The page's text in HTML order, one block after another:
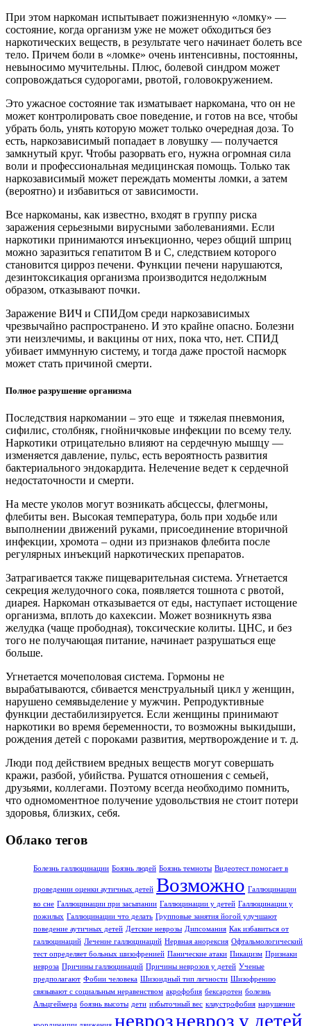
При этом наркоман испытывает пожизненную «ломку» —
состояние, когда организм уже не может обходиться без
наркотических веществ, в результате чего начинает болеть все
тело. Причем боли в «ломке» очень интенсивны, постоянны,
невыносимо мучительны. Плюс, болевой синдром может
сопровождаться судорогами, рвотой, головокружением.
Это ужасное состояние так изматывает наркомана, что он не
может контролировать свое поведение, и готов на все, чтобы
убрать боль, унять которую может только очередная доза. То
есть, наркозависимый попадает в ловушку — получается
замкнутый круг. Чтобы разорвать его, нужна огромная сила
воли и профессиональная медицинская помощь. Только так
наркозависимый может переждать моменты ломки, а затем
(вероятно) и избавиться от зависимости.
Все наркоманы, как известно, входят в группу риска
заражения серьезными вирусными заболеваниями. Если
наркотики принимаются инъекционно, через общий шприц
можно заразиться гепатитом В и С, следствием которого
становится цирроз печени. Функции печени нарушаются,
дезинтоксикация организма производится недолжным
образом, отказывают почки.
Заражение ВИЧ и СПИДом среди наркозависимых
чрезвычайно распространено. И это крайне опасно. Болезни
эти неизлечимы, и вакцины от них, пока что, нет. СПИД
убивает иммунную систему, и тогда даже простой насморк
может стать причиной смерти.
Полное разрушение организма
Последствия наркомании – это еще и тяжелая пневмония,
сифилис, столбняк, гнойничковые инфекции по всему телу.
Наркотики отрицательно влияют на сердечную мышцу —
изменяется давление, пульс, есть вероятность развития
бактериального эндокардита. Нелечение ведет к сердечной
недостаточности и смерти.
На месте уколов могут возникать абсцессы, флегмоны,
флебиты вен. Высокая температура, боль при ходьбе или
выполнении движений руками, присоединение вторичной
инфекции, хромота – одни из признаков флебита после
регулярных инъекций наркотических препаратов.
Затрагивается также пищеварительная система. Угнетается
секреция желудочного сока, появляется тошнота с рвотой,
диарея. Наркоман отказывается от еды, наступает истощение
организма, вплоть до кахексии. Может возникнуть язва
желудка (чаще прободная), токсические колиты. ЦНС, и без
того не получающая питание, начинает разрушаться еще
больше.
Угнетается мочеполовая система. Гормоны не
вырабатываются, сбивается менструальный цикл у женщин,
нарушено семявыделение у мужчин. Репродуктивные
функции дестабилизируется. Если женщины принимают
наркотики во время беременности, то возможны выкидыши,
рождения детей с пороками развития, мертворождение и т. д.
Люди под действием вредных веществ могут совершать
кражи, разбой, убийства. Рушатся отношения с семьей,
друзьями, коллегами. Поэтому всегда необходимо помнить,
что одномоментное получение удовольствия не стоит потери
здоровья, близких, себя.
Облако тегов
Болезнь галлюцинации Боязнь людей Боязнь темноты Видеотест помогает в
проведении оценки аутичных детей Возможно Галлюцинации
во сне Галлюцинации при засыпании Галлюцинации у детей Галлюцинации у
пожилых Галлюцинации что делать Групповые занятия йогой улучшают
поведение аутичных детей Детские неврозы Дипсомания Как избавиться от
галлюцинаций Лечение галлюцинаций Нервная анорексия Офтальмологический
тест определяет больных шизофренией Панические атаки Пикацизм Признаки
невроза Причины галлюцинаций Причины неврозов у детей Ученые
предполагают Фобии человека Шизоидный тип личности Шизофрению
связывают с социальным неравенством акрофобия бексаротен болезнь
Альцгеймера боязнь высоты дети избыточный вес клаустрофобия нарушение
неврозневроз у детей